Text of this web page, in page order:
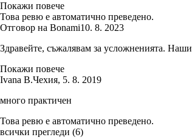
Покажи повече
Това ревю е автоматично преведено.
Отговор на Bonami10. 8. 2023
Здравейте, съжалявам за усложненията.
Покажи повече
Ivana B.Чехия, 5. 8. 2019
много практичен
Това ревю е автоматично преведено.
всички прегледи (6)